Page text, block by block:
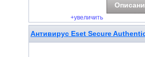
+увеличить
Антивирус Eset Secure